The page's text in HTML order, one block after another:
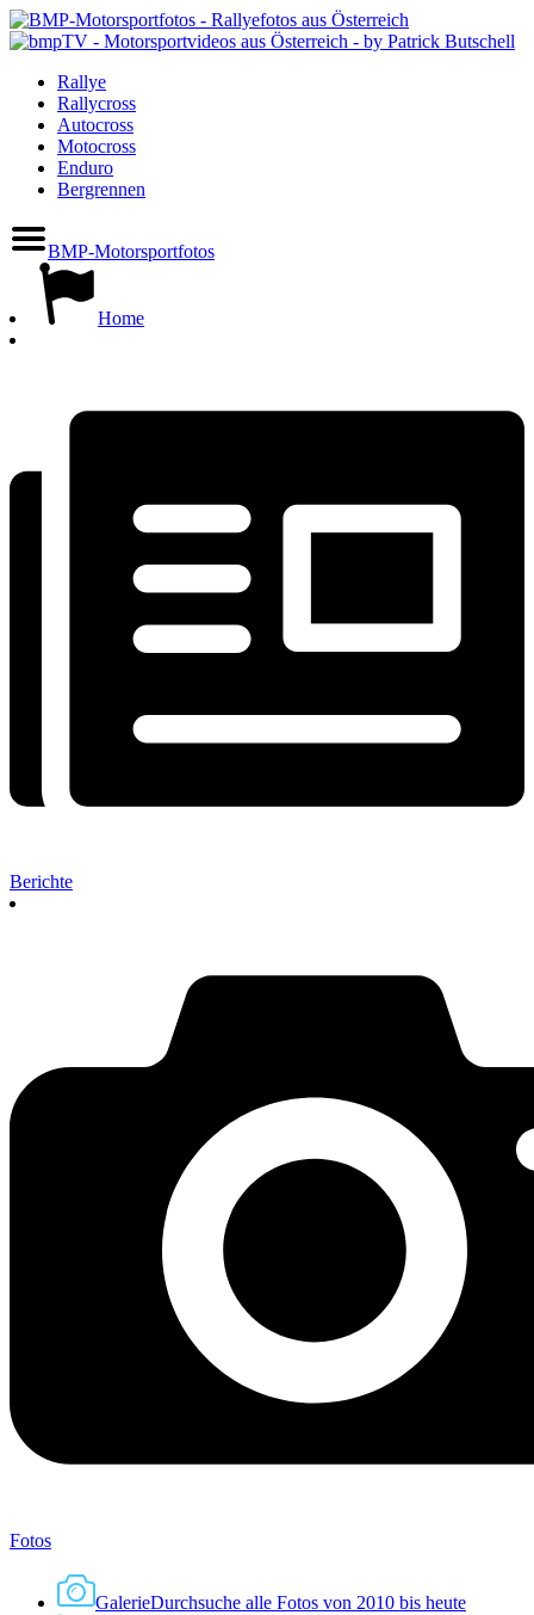
Rallye
Rallycross
Autocross
Motocross
Enduro
Bergrennen
BMP-Motorsportfotos
Home
Berichte
Fotos
GalerieDurchsuche alle Fotos von 2010 bis heute